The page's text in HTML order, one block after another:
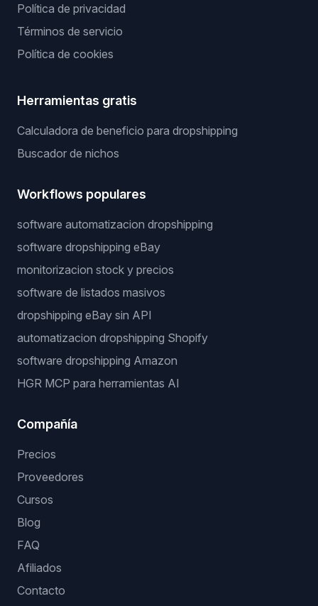
Política de privacidad
Términos de servicio
Política de cookies
Herramientas gratis
Calculadora de beneficio para dropshipping
Buscador de nichos
Workflows populares
software automatizacion dropshipping
software dropshipping eBay
monitorizacion stock y precios
software de listados masivos
dropshipping eBay sin API
automatizacion dropshipping Shopify
software dropshipping Amazon
HGR MCP para herramientas AI
Compañía
Precios
Proveedores
Cursos
Blog
FAQ
Afiliados
Contacto